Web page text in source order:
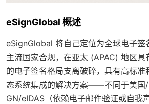
eSignGlobal 概述
eSignGlobal 将自己定位为全球电子签
主流国家合规，在亚太 (APAC) 地区具
的电子签名格局支离破碎，具有高标准
态系统集成的解决方案——不同于美国/
GN/eIDAS（依赖电子邮件验证或自我